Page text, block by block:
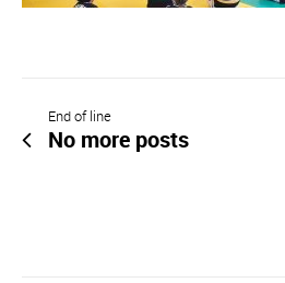
End of line
No more posts